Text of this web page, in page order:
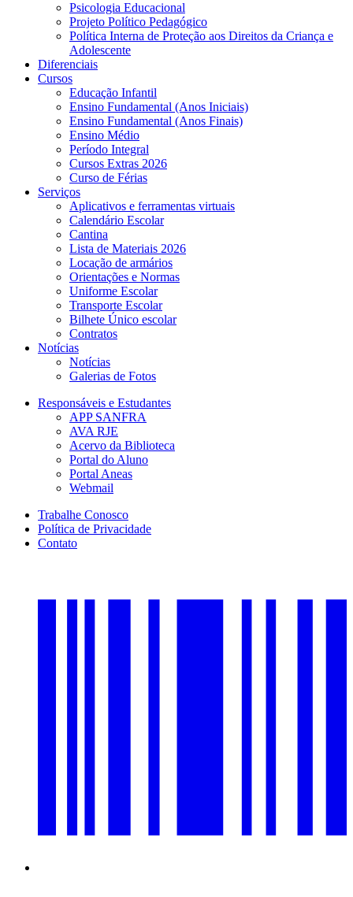
Psicologia Educacional
Projeto Político Pedagógico
Política Interna de Proteção aos Direitos da Criança e
Adolescente
Diferenciais
Cursos
Educação Infantil
Ensino Fundamental (Anos Iniciais)
Ensino Fundamental (Anos Finais)
Ensino Médio
Período Integral
Cursos Extras 2026
Curso de Férias
Serviços
Aplicativos e ferramentas virtuais
Calendário Escolar
Cantina
Lista de Materiais 2026
Locação de armários
Orientações e Normas
Uniforme Escolar
Transporte Escolar
Bilhete Único escolar
Contratos
Notícias
Notícias
Galerias de Fotos
Responsáveis e Estudantes
APP SANFRA
AVA RJE
Acervo da Biblioteca
Portal do Aluno
Portal Aneas
Webmail
Trabalhe Conosco
Política de Privacidade
Contato